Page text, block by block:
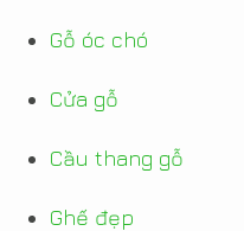
Gỗ óc chó
Cửa gỗ
Cầu thang gỗ
Ghế đẹp